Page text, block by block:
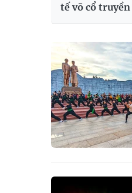
tế võ cổ truyền
thứ IX - Gia